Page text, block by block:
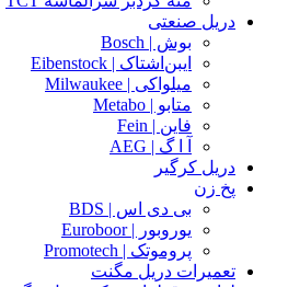
دریل صنعتی
بوش | Bosch
ایبن‌اشتاک | Eibenstock
میلواکی | Milwaukee
متابو | Metabo
فاین | Fein
آ ا گ | AEG
دریل کرگیر
پخ زن
بی دی اس | BDS
یوروبور | Euroboor
پروموتک | Promotech
تعمیرات دریل مگنت